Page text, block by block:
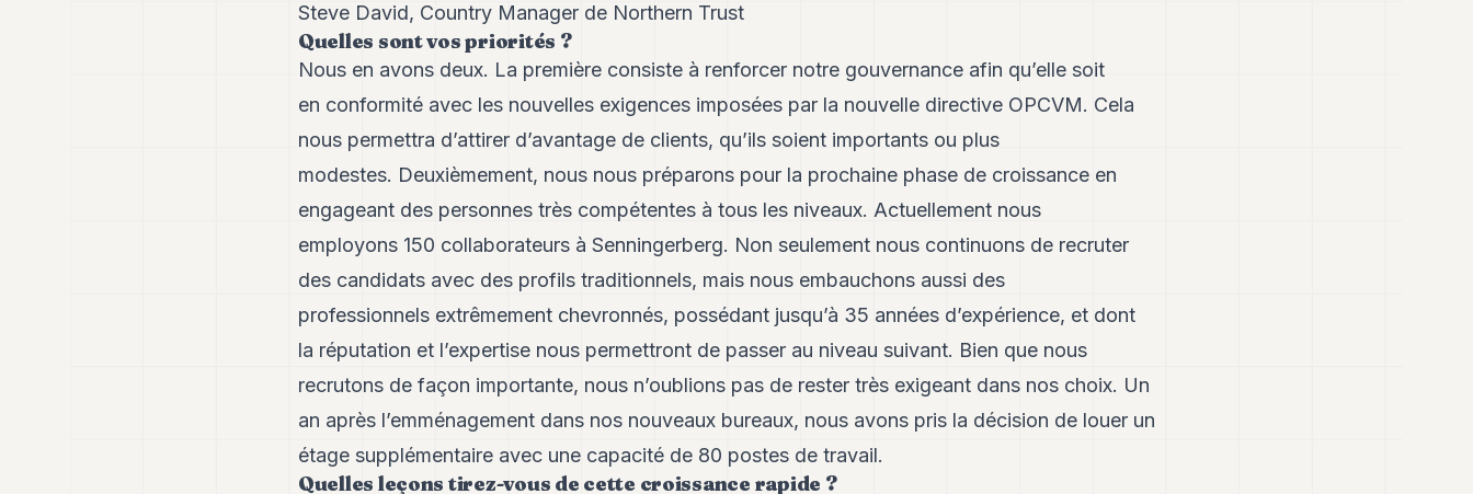
Steve David, Country Manager de Northern Trust
Quelles sont vos priorités ?
Nous en avons deux. La première consiste à renforcer notre gouvernance afin qu’elle soit
en conformité avec les nouvelles exigences imposées par la nouvelle directive OPCVM. Cela
nous permettra d’attirer d’avantage de clients, qu’ils soient importants ou plus
modestes. Deuxièmement, nous nous préparons pour la prochaine phase de croissance en
engageant des personnes très compétentes à tous les niveaux. Actuellement nous
employons 150 collaborateurs à Senningerberg. Non seulement nous continuons de recruter
des candidats avec des profils traditionnels, mais nous embauchons aussi des
professionnels extrêmement chevronnés, possédant jusqu’à 35 années d’expérience, et dont
la réputation et l’expertise nous permettront de passer au niveau suivant. Bien que nous
recrutons de façon importante, nous n’oublions pas de rester très exigeant dans nos choix. Un
an après l’emménagement dans nos nouveaux bureaux, nous avons pris la décision de louer un
étage supplémentaire avec une capacité de 80 postes de travail.
Quelles leçons tirez-vous de cette croissance rapide ?